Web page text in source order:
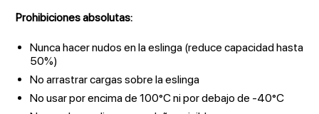
Prohibiciones absolutas:
Nunca hacer nudos en la eslinga (reduce capacidad hasta
50%)
No arrastrar cargas sobre la eslinga
No usar por encima de 100°C ni por debajo de -40°C